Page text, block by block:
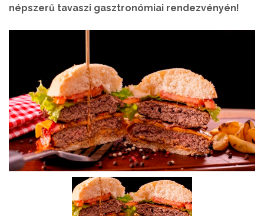
népszerű tavaszi gasztronómiai rendezvényén!